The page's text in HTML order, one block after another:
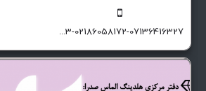
09129174551-09129174503-02186058172-07136416327